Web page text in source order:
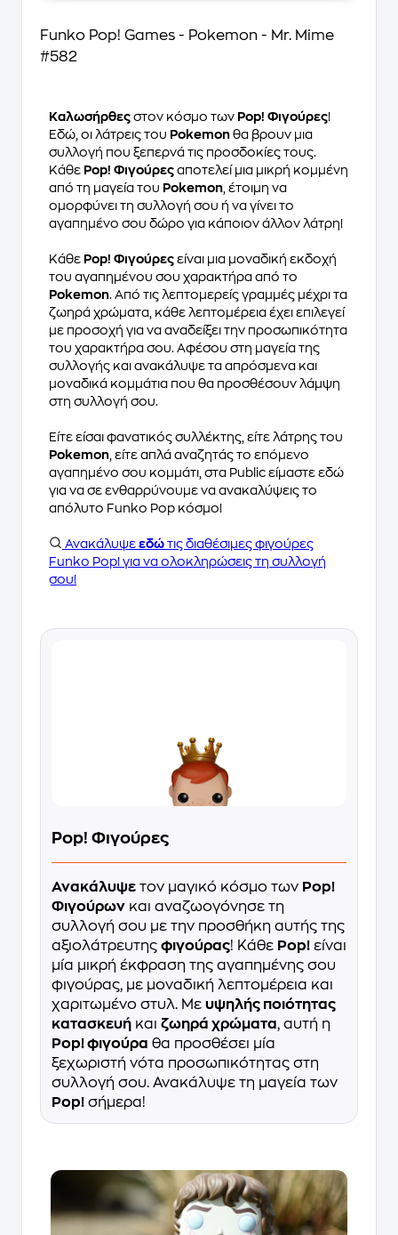
Funko Pop! Games - Pokemon - Mr. Mime
#582
Καλωσήρθες στον κόσμο των Pop! Φιγούρες!
Εδώ, οι λάτρεις του Pokemon θα βρουν μια
συλλογή που ξεπερνά τις προσδοκίες τους.
Κάθε Pop! Φιγούρες αποτελεί μια μικρή κομμένη
από τη μαγεία του Pokemon , έτοιμη να
ομορφύνει τη συλλογή σου ή να γίνει το
αγαπημένο σου δώρο για κάποιον άλλον λάτρη!
Κάθε Pop! Φιγούρες είναι μια μοναδική εκδοχή
του αγαπημένου σου χαρακτήρα από το
Pokemon. Από τις λεπτομερείς γραμμές μέχρι τα
ζωηρά χρώματα, κάθε λεπτομέρεια έχει επιλεγεί
με προσοχή για να αναδείξει την προσωπικότητα
του χαρακτήρα σου. Αφέσου στη μαγεία της
συλλογής και ανακάλυψε τα απρόσμενα και
μοναδικά κομμάτια που θα προσθέσουν λάμψη
στη συλλογή σου.
Είτε είσαι φανατικός συλλέκτης, είτε λάτρης του
Pokemon , είτε απλά αναζητάς το επόμενο
αγαπημένο σου κομμάτι, στα Public είμαστε εδώ
για να σε ενθαρρύνουμε να ανακαλύψεις το
απόλυτο Funko Pop κόσμο!
Ανακάλυψε εδώ τις διαθέσιμες φιγούρες
Funko Pop! για να ολοκληρώσεις τη συλλογή
σου!
Pop! Φιγούρες
Ανακάλυψε τον μαγικό κόσμο των Pop!
Φιγούρων και αναζωογόνησε τη
συλλογή σου με την προσθήκη αυτής της
αξιολάτρευτης φιγούρας! Κάθε Pop! είναι
μία μικρή έκφραση της αγαπημένης σου
φιγούρας, με μοναδική λεπτομέρεια και
χαριτωμένο στυλ. Με υψηλής ποιότητας
κατασκευή και ζωηρά χρώματα, αυτή η
Pop! φιγούρα θα προσθέσει μία
ξεχωριστή νότα προσωπικότητας στη
συλλογή σου. Ανακάλυψε τη μαγεία των
Pop! σήμερα!